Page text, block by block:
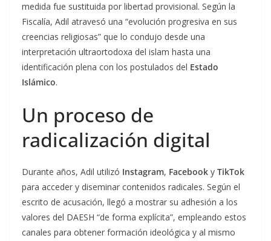
medida fue sustituida por libertad provisional. Según la
Fiscalía, Adil atravesó una “evolución progresiva en sus
creencias religiosas” que lo condujo desde una
interpretación ultraortodoxa del islam hasta una
identificación plena con los postulados del Estado
Islámico.
Un proceso de
radicalización digital
Durante años, Adil utilizó Instagram, Facebook y TikTok
para acceder y diseminar contenidos radicales. Según el
escrito de acusación, llegó a mostrar su adhesión a los
valores del DAESH “de forma explícita”, empleando estos
canales para obtener formación ideológica y al mismo